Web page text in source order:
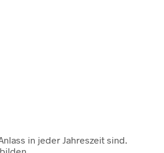
in jeder Jahreszeit sind.